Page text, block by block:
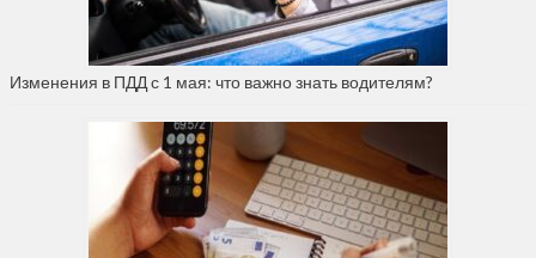
Изменения в ПДД с 1 мая: что важно знать водителям?